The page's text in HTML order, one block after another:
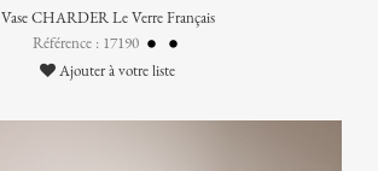
Vase CHARDER Le Verre Français
Référence : 17190
Ajouter à votre liste